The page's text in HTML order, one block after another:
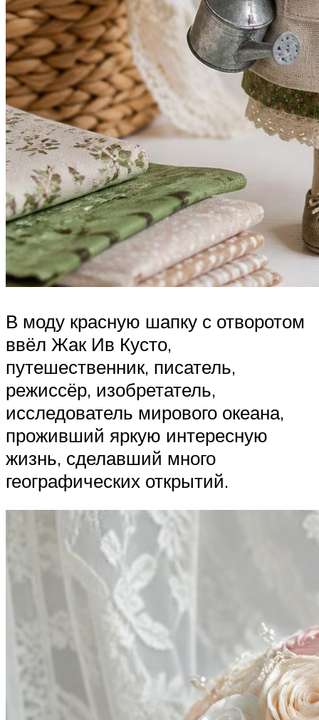
В моду красную шапку с отворотом
ввёл Жак Ив Кусто,
путешественник, писатель,
режиссёр, изобретатель,
исследователь мирового океана,
проживший яркую интересную
жизнь, сделавший много
географических открытий.